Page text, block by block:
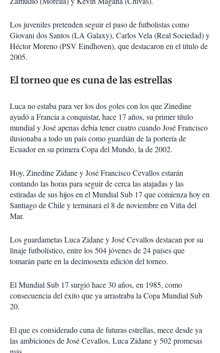
Los juveniles pretenden seguir el paso de futbolistas como
Giovani dos Santos (LA Galaxy), Carlos Vela (Real Sociedad) y
Héctor Moreno (PSV Eindhoven), que destacaron en el título de
2005.
El torneo que es cuna de las estrellas
Luca no estaba para ver los dos goles con los que Zinedine
ayudó a Francia a conquistar, hace 17 años, su primer título
mundial y José apenas debía tener cuatro cuando José Francisco
ilusionaba a todo un país como guardián de la portería de
Ecuador en su primera Copa del Mundo, la de 2002.
Hoy, Zinedine Zidane y José Francisco Cevallos estarán
contando las horas para seguir de cerca las atajadas y las
estiradas de sus hijos en el Mundial Sub 17 que comienza hoy en
Santiago de Chile y terminará el 8 de noviembre en Viña del
Mar.
Los guardametas Luca Zidane y José Cevallos destacan por su
linaje futbolístico, entre los 504 jóvenes de 24 países que
tomarán parte en la decimosexta edición del torneo.
El Mundial Sub 17 surgió hace 30 años, en 1985, como
consecuencia del éxito que ya arrastraba la Copa Mundial Sub
20.
El que es considerado cuna de futuras estrellas, mece desde ya
las ambiciones de José Cevallos, Luca Zidane y 502 promesas